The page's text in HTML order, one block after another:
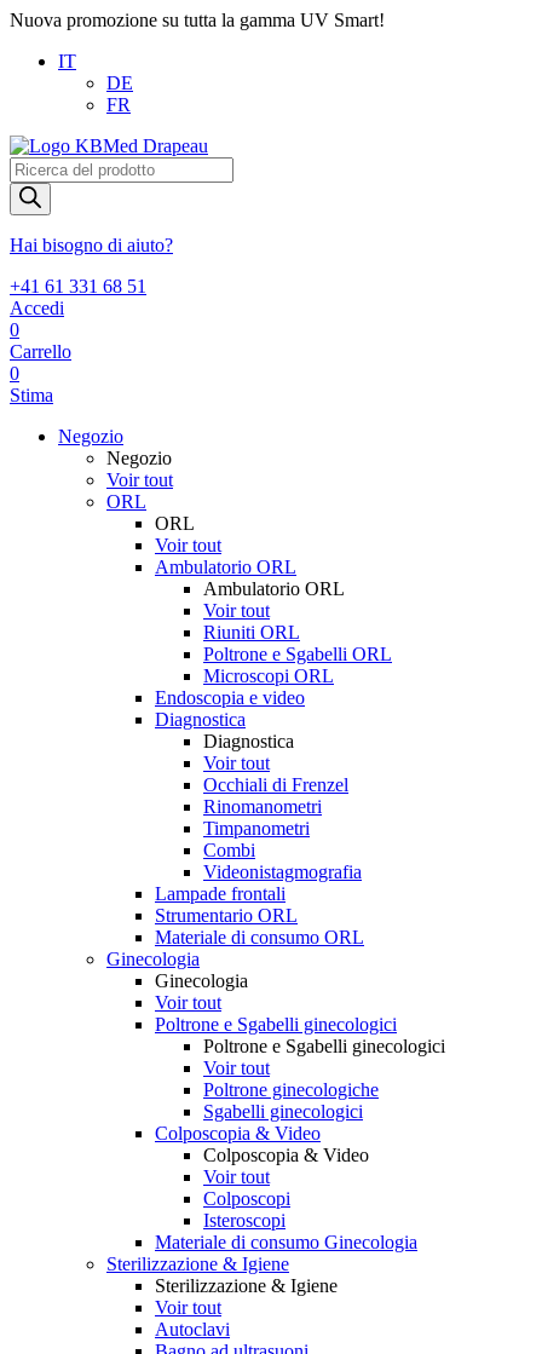
Nuova promozione su tutta la gamma UV Smart!
IT
DE
FR
Products
search
Hai bisogno di aiuto?
+41 61 331 68 51
Accedi
0
Carrello
0
Stima
Negozio
Negozio
Voir tout
ORL
ORL
Voir tout
Ambulatorio ORL
Ambulatorio ORL
Voir tout
Riuniti ORL
Poltrone e Sgabelli ORL
Microscopi ORL
Endoscopia e video
Diagnostica
Diagnostica
Voir tout
Occhiali di Frenzel
Rinomanometri
Timpanometri
Combi
Videonistagmografia
Lampade frontali
Strumentario ORL
Materiale di consumo ORL
Ginecologia
Ginecologia
Voir tout
Poltrone e Sgabelli ginecologici
Poltrone e Sgabelli ginecologici
Voir tout
Poltrone ginecologiche
Sgabelli ginecologici
Colposcopia & Video
Colposcopia & Video
Voir tout
Colposcopi
Isteroscopi
Materiale di consumo Ginecologia
Sterilizzazione & Igiene
Sterilizzazione & Igiene
Voir tout
Autoclavi